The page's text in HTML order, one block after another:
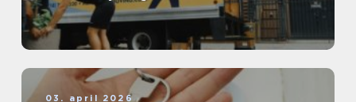
03. april 2026